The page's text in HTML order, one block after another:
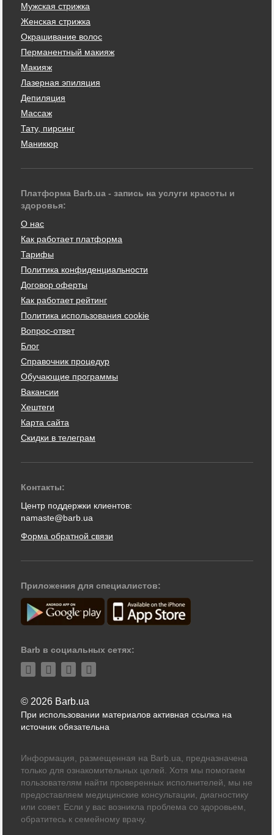
Мужская стрижка
Женская стрижка
Окрашивание волос
Перманентный макияж
Макияж
Лазерная эпиляция
Депиляция
Массаж
Тату, пирсинг
Маникюр
Платформа Barb.ua - запись на услуги красоты и
здоровья:
О нас
Как работает платформа
Тарифы
Политика конфиденциальности
Договор оферты
Как работает рейтинг
Политика использования cookie
Вопрос-ответ
Блог
Справочник процедур
Обучающие программы
Вакансии
Хештеги
Карта сайта
Скидки в телеграм
Контакты:
Центр поддержки клиентов:
namaste@barb.ua
Форма обратной связи
Приложения для специалистов:
Barb в социальных сетях:
© 2026 Barb.ua
При использовании материалов активная ссылка на
источник обязательна
Информация, размещенная на Barb.ua, предназначена
только для ознакомительных целей. Хотя мы помогаем
пользователям найти проверенных исполнителей, мы не
предоставляем медицинские консультации, диагностику
или совет. Если у вас возникла проблема со здоровьем,
обратитесь к семейному врачу.